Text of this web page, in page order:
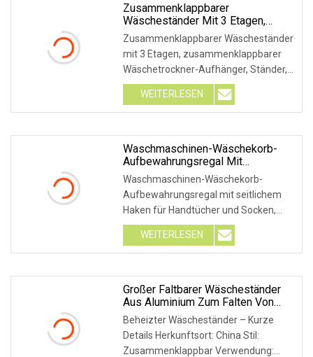
Zusammenklappbarer
Wäscheständer Mit 3 Etagen,
Zusammenklappbarer
Wäschetrockner-Aufhänger,
Ständer, Geeignet Für Den Innen-
Und Außenbereich
Zusammenklappbarer Wäscheständer
mit 3 Etagen, zusammenklappbarer
Wäschetrockner-Aufhänger, Ständer,
geeignet für den Innen- und
Außenbereich
WEITERLESEN
Waschmaschinen-Wäschekorb-
Aufbewahrungsregal Mit
Seitlichem Haken Für Handtuch-
Und Socken-Trockengestell
Waschmaschinen-Wäschekorb-
Aufbewahrungsregal mit seitlichem
Haken für Handtücher und Socken,
Wäscheständer. OEM und ODM sind
willkommen. Wenn Sie Fragen zu
Produkten oder Kaufabsichten haben,
WEITERLESEN
Großer Faltbarer Wäscheständer
Aus Aluminium Zum Falten Von
Kleidung, Kleidung Oder Socken
Oder Schals, Werkzeug,
Wäscheständer, Wäscheständer
Beheizter Wäscheständer – Kurze
Details Herkunftsort: China Stil:
Zusammenklappbar Verwendung: